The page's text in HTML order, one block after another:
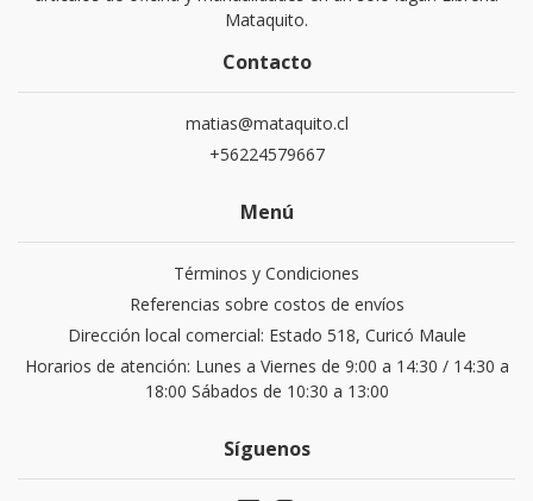
Mataquito.
Contacto
matias@mataquito.cl
+56224579667
Menú
Términos y Condiciones
Referencias sobre costos de envíos
Dirección local comercial: Estado 518, Curicó Maule
Horarios de atención: Lunes a Viernes de 9:00 a 14:30 / 14:30 a
18:00 Sábados de 10:30 a 13:00
Síguenos